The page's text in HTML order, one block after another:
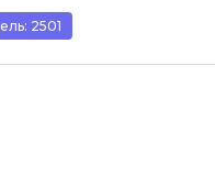
2501